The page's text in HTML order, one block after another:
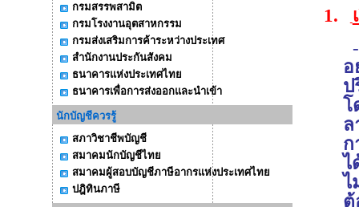
กรมสรรพสามิต
กรมโรงงานอุตสาหกรรม
กรมส่งเสริมการค้าระหว่างประเทศ
สำนักงานประกันสังคม
ธนาคารแห่งประเทศไทย
ธนาคารเพื่อการส่งออกและนำเข้า
นักบัญชีควรรู้
สภาวิชาชีพบัญชี
สมาคมนักบัญชีไทย
สมาคมผู้สอบบัญชีภาษีอากรแห่งประเทศไทย
ปฎิทินภาษี
1.
-
อ
ป
โ
ล
ก
ไ
ไ
ต้